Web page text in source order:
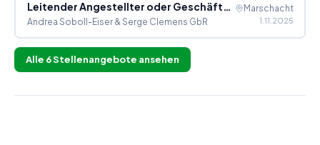
Leitender Angestellter oder Geschäftspartner (m/w/d) für unsere Hundepension gesucht
Andrea Soboll-Eiser & Serge Clemens GbR
Marschacht
1.11.2025
Alle 6Stellenangebote ansehen